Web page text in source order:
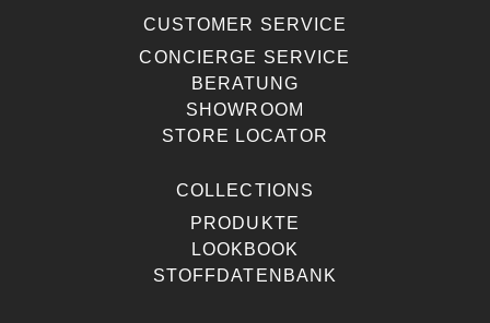
CUSTOMER SERVICE
CONCIERGE SERVICE
BERATUNG
SHOWROOM
STORE LOCATOR
COLLECTIONS
PRODUKTE
LOOKBOOK
STOFFDATENBANK